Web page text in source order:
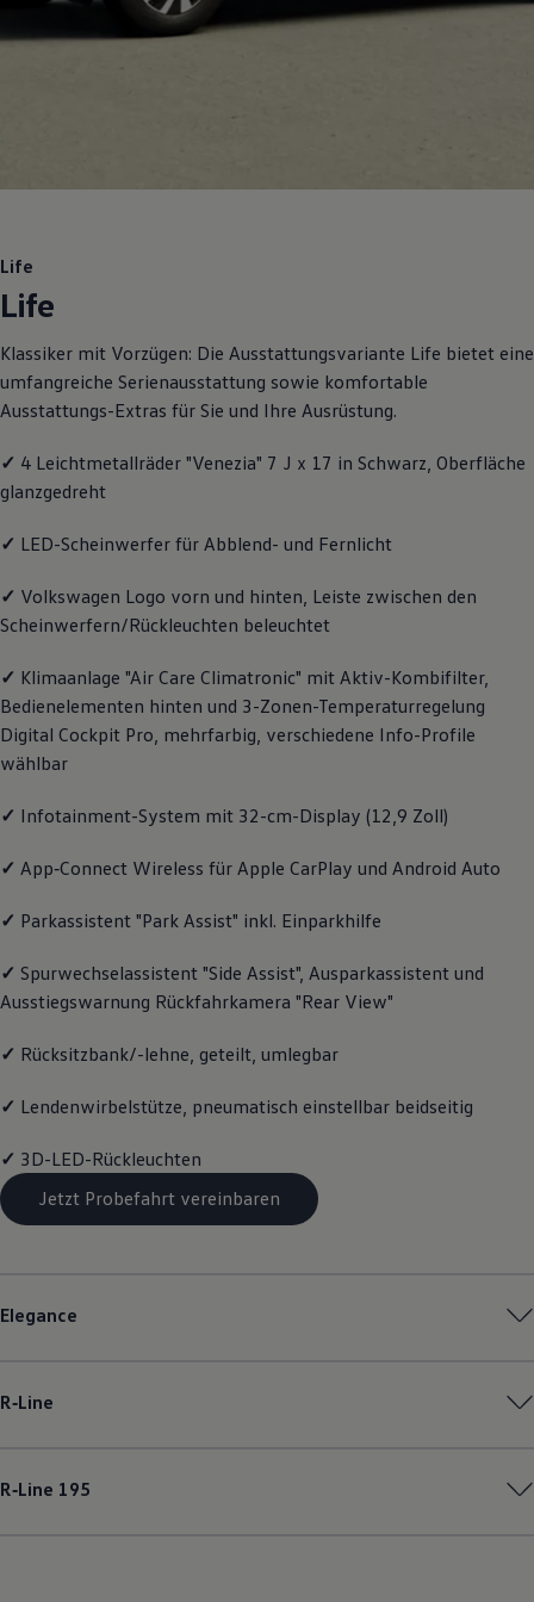
Motorenöl und Flüssigkeiten
Räder und Reifen
Transport
Updates für Software, Karten und Radio
Über Ihr Auto
Vorgängermodelle
Warn- und Kontrollleuchten
Live Beratung
Magazin
Transport
Familie
Pannen- und Unfallhilfe
Volkswagen Kundenbetreuung
Life
Life
Klassiker mit Vorzügen: Die Ausstattungsvariante Life bietet eine
umfangreiche Serienausstattung sowie komfortable
Ausstattungs-Extras für Sie und Ihre Ausrüstung.
✓ 4 Leichtmetallräder "Venezia" 7 J x 17 in Schwarz, Oberfläche
glanzgedreht
✓ LED-Scheinwerfer für Abblend- und Fernlicht
✓ Volkswagen Logo vorn und hinten, Leiste zwischen den
Scheinwerfern/Rückleuchten beleuchtet
✓ Klimaanlage "Air Care Climatronic" mit Aktiv-Kombifilter,
Bedienelementen hinten und 3-Zonen-Temperaturregelung
Digital Cockpit Pro, mehrfarbig, verschiedene Info-Profile
wählbar
✓ Infotainment-System mit 32-cm-Display (12,9 Zoll)
✓ App‑Connect Wireless für Apple CarPlay und Android Auto
✓ Parkassistent "Park Assist" inkl. Einparkhilfe
✓ Spurwechselassistent "Side Assist", Ausparkassistent und
Ausstiegswarnung Rückfahrkamera "Rear View"
✓ Rücksitzbank/-lehne, geteilt, umlegbar
✓ Lendenwirbelstütze, pneumatisch einstellbar beidseitig
✓ 3D-LED-Rückleuchten
Jetzt Probefahrt vereinbaren
Elegance
R‑Line
R‑Line 195